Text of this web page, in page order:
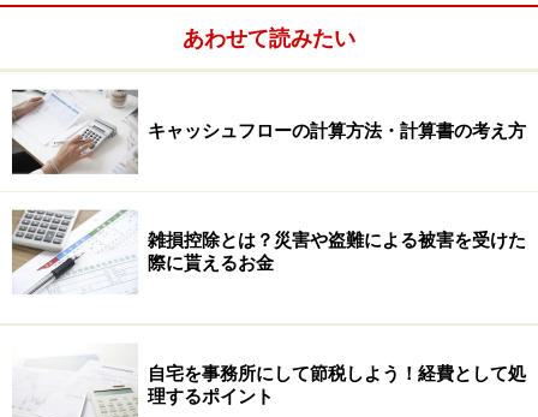
取引先が倒産し債権が回収できなくなる、ということは
できれば避けたい事態です。本来であれば、そうなる前
いうことは多々あります。万が一そうなってしまった場
合には、税金で取り返すことができます。それが貸倒損
あわせて読みたい
キャッシュフローの計算方法・計算書の考え方
雑損控除とは？災害や盗難による被害を受けた
際に貰えるお金
自宅を事務所にして節税しよう！経費として処
理するポイント